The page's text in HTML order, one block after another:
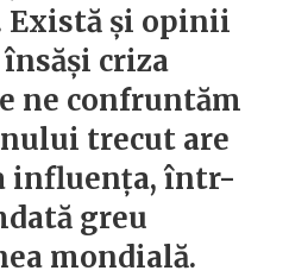
Există și opinii
criza
ne confruntăm
trecut are
influența, într-
greu
mondială.